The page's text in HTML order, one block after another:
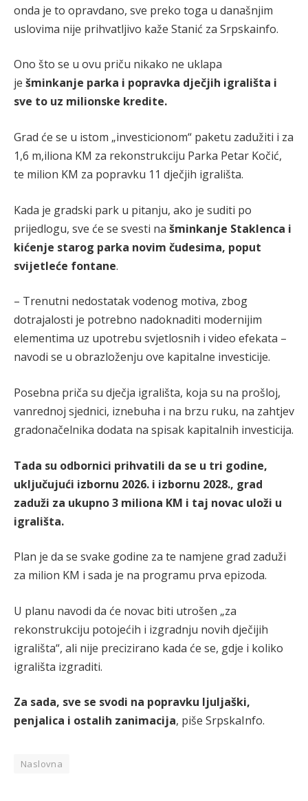
onda je to opravdano, sve preko toga u današnjim
uslovima nije prihvatljivo kaže Stanić za Srpskainfo.
Ono što se u ovu priču nikako ne uklapa
je šminkanje parka i popravka dječjih igrališta i
sve to uz milionske kredite.
Grad će se u istom „investicionom“ paketu zadužiti i za
1,6 m,iliona KM za rekonstrukciju Parka Petar Kočić,
te milion KM za popravku 11 dječjih igrališta.
Kada je gradski park u pitanju, ako je suditi po
prijedlogu, sve će se svesti na šminkanje Staklenca i
kićenje starog parka novim čudesima, poput
svijetleće fontane.
– Trenutni nedostatak vodenog motiva, zbog
dotrajalosti je potrebno nadoknaditi modernijim
elementima uz upotrebu svjetlosnih i video efekata –
navodi se u obrazloženju ove kapitalne investicije.
Posebna priča su dječja igrališta, koja su na prošloj,
vanrednoj sjednici, iznebuha i na brzu ruku, na zahtjev
gradonačelnika dodata na spisak kapitalnih investicija.
Tada su odbornici prihvatili da se u tri godine,
uključujući izbornu 2026. i izbornu 2028., grad
zaduži za ukupno 3 miliona KM i taj novac uloži u
igrališta.
Plan je da se svake godine za te namjene grad zaduži
za milion KM i sada je na programu prva epizoda.
U planu navodi da će novac biti utrošen „za
rekonstrukciju potojećih i izgradnju novih dječijih
igrališta“, ali nije precizirano kada će se, gdje i koliko
igrališta izgraditi.
Za sada, sve se svodi na popravku ljuljaški,
penjalica i ostalih zanimacija, piše SrpskaInfo.
Naslovna